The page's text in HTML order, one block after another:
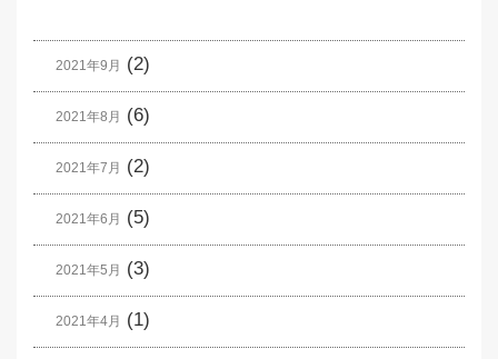
2021年9月 (2)
2021年8月 (6)
2021年7月 (2)
2021年6月 (5)
2021年5月 (3)
2021年4月 (1)